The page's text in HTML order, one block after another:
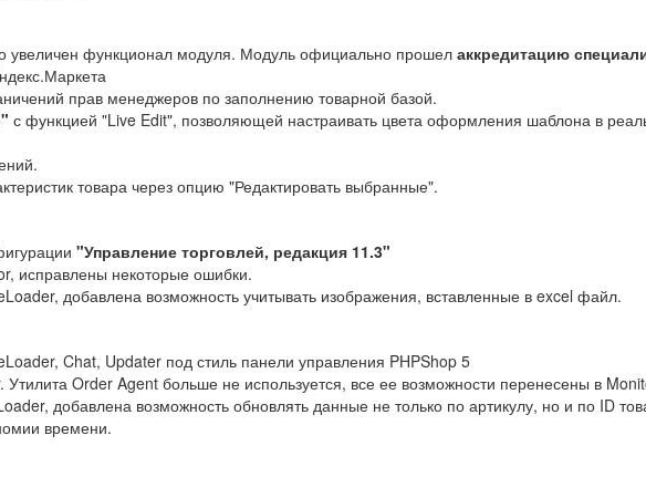
увеличен функционал модуля. Модуль официально прошел аккредитацию
прав менеджеров по заполнению товарной базой.
с функцией "Live Edit", позволяющей настраивать цвета оформления шаблона в
товара через опцию "Редактировать выбранные".
"Управление торговлей, редакция 11.3"
исправлены некоторые ошибки.
добавлена возможность учитывать изображения, вставленные в excel файл.
Chat, Updater под стиль панели управления PHPShop 5
Order Agent больше не используется, все ее возможности перенесены в
добавлена возможность обновлять данные не только по артикулу, но и по ID
времени.